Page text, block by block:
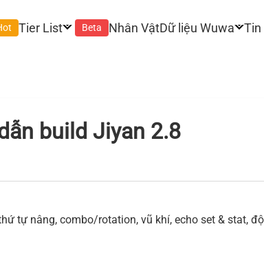
Tier List Beta Nhân VậtDữ liệu Wuwa
build Jiyan 2.8
tự nâng, combo/rotation, vũ khí, echo set & stat,